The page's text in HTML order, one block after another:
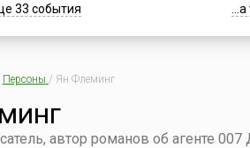
33 события
Персоны / Ян Флеминг
автор романов об агенте